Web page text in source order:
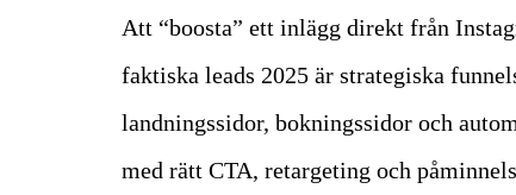
Att “boosta” ett inlägg direkt från
faktiska leads 2025 är strategiska
landningssidor, bokningssidor och
med rätt CTA, retargeting och